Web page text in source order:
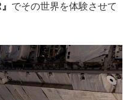
でその世界を体験させて